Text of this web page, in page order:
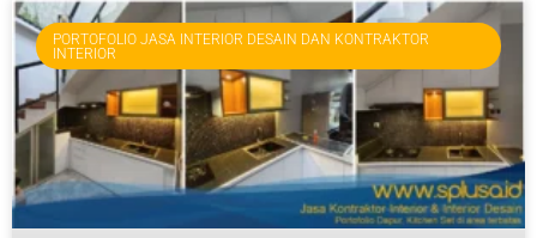
PORTOFOLIO JASA INTERIOR DESAIN DAN KONTRAKTOR
INTERIOR